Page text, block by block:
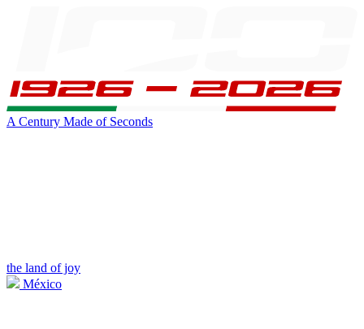
A Century Made of Seconds
the land of joy
México